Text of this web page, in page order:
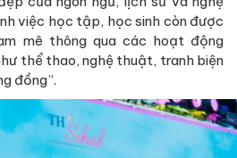
việc học tập, học sinh còn được
mê thông qua các hoạt động
thể thao, nghệ thuật, tranh biện
đồng”.